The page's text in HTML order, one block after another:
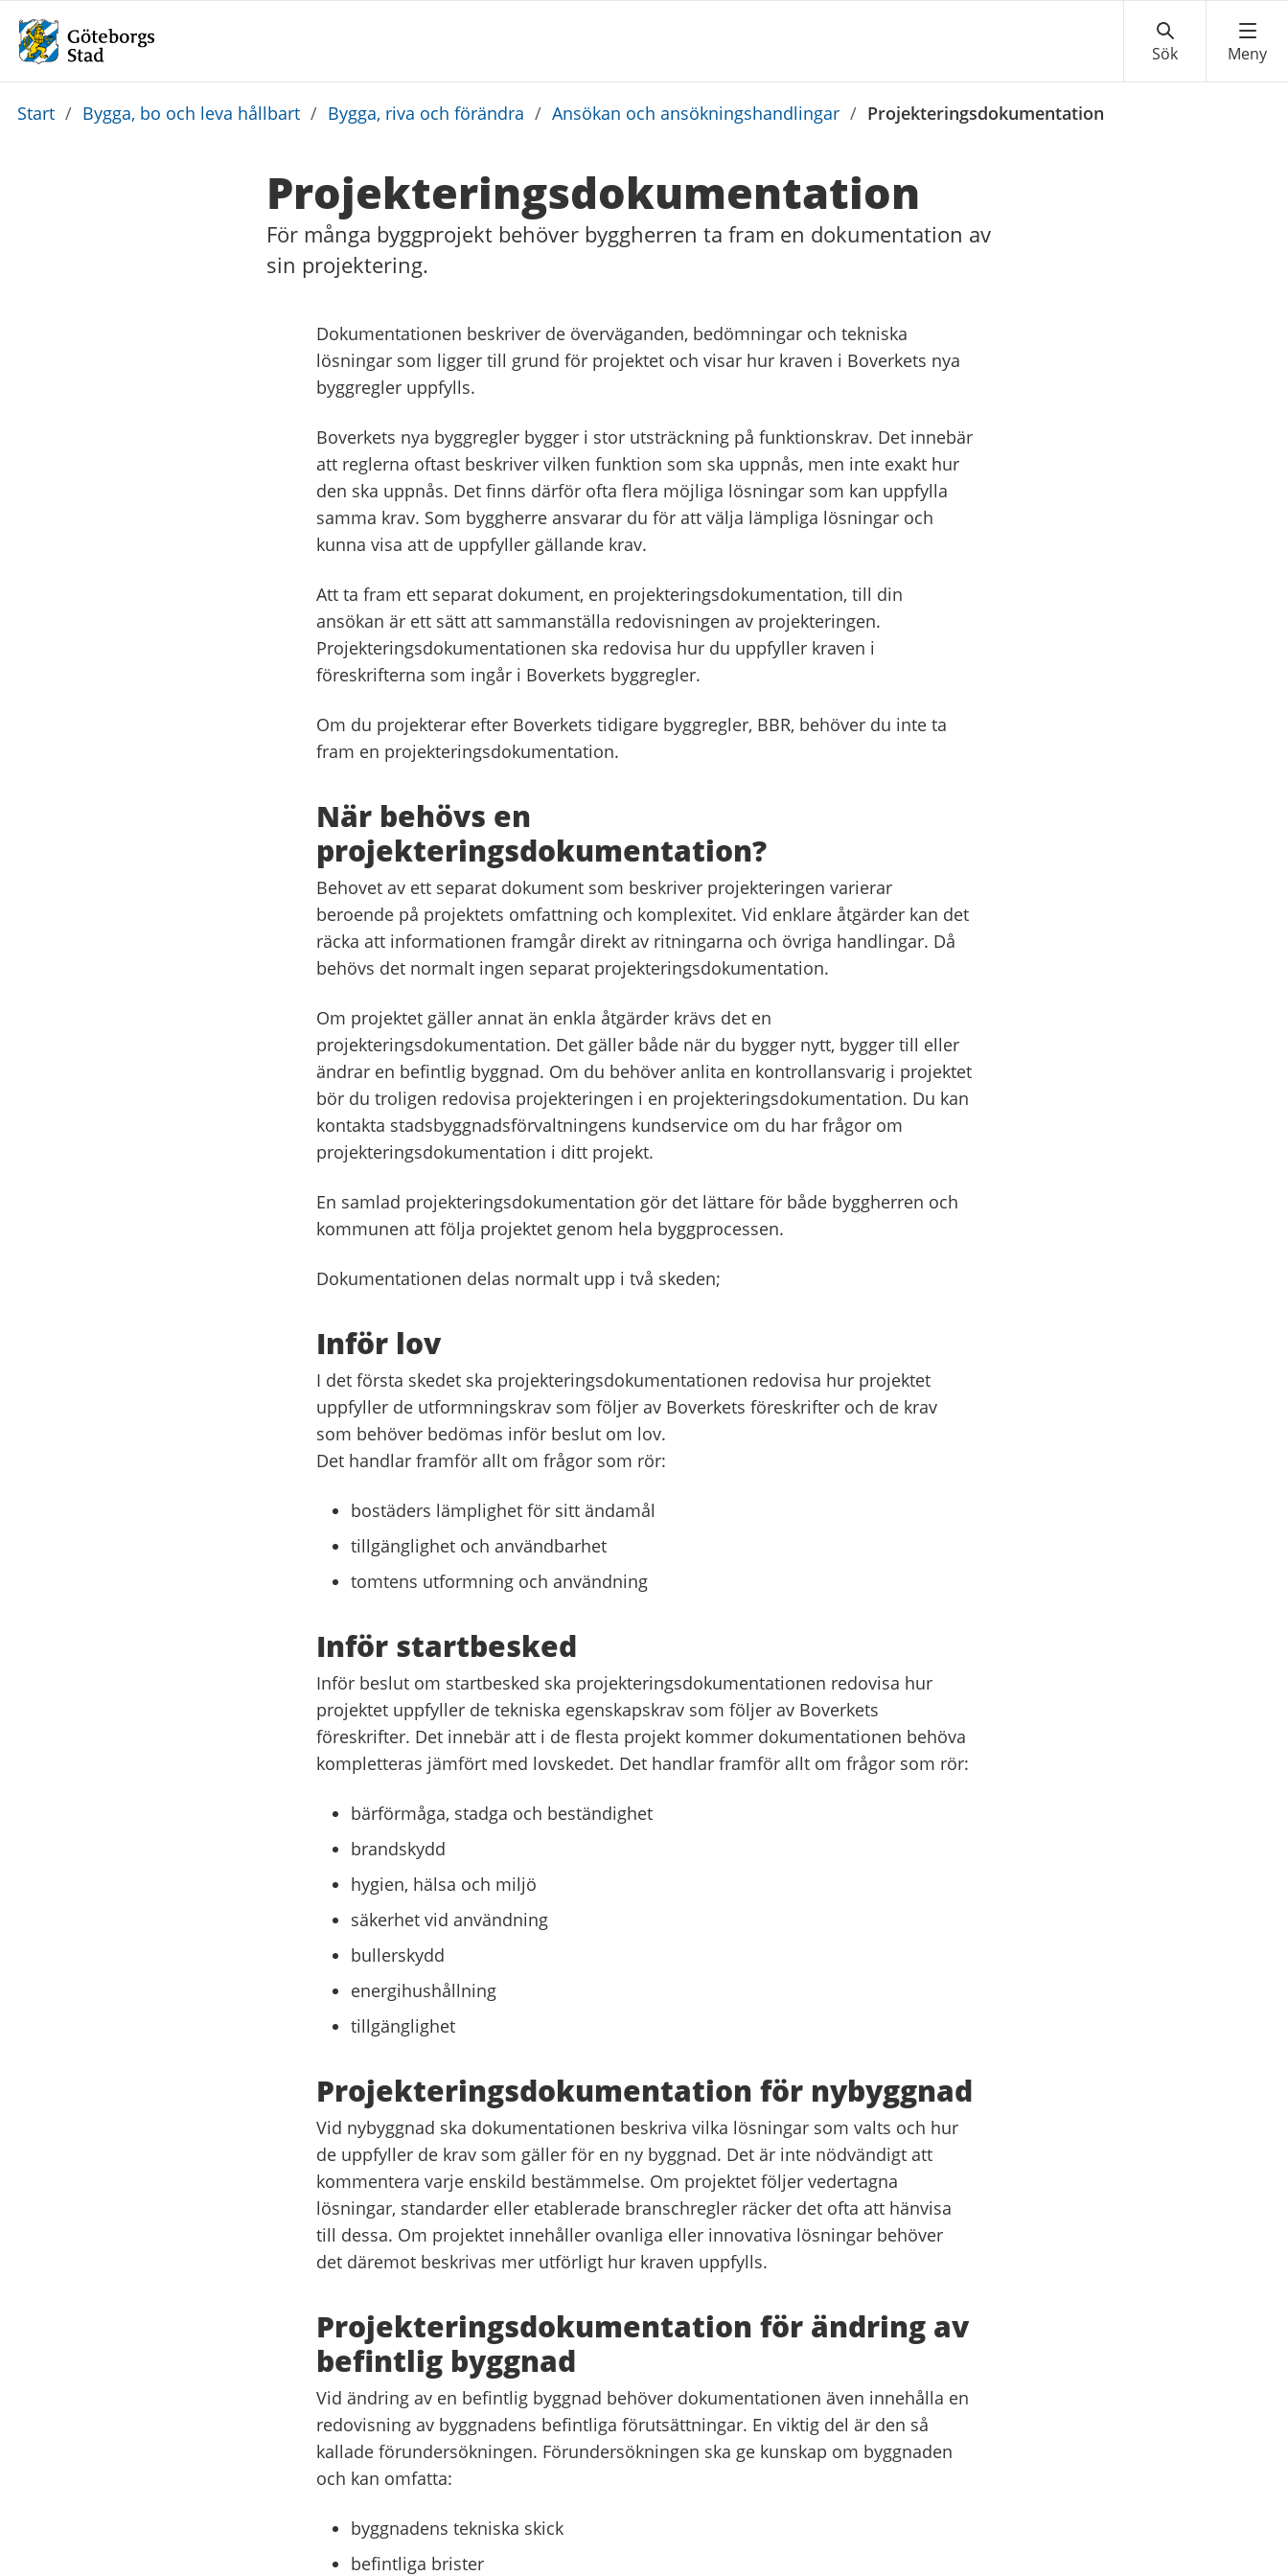
Du
Start / Bygga, bo och leva hållbart / Bygga, riva och förändra / Ansökan och ansökningshandlingar / Projekteringsdokumentation
Projekteringsdokumentation
För många byggprojekt behöver byggherren ta fram en dokumentation av
sin projektering.
Dokumentationen beskriver de överväganden, bedömningar och tekniska
lösningar som ligger till grund för projektet och visar hur kraven i Boverkets nya
byggregler uppfylls.
Boverkets nya byggregler bygger i stor utsträckning på funktionskrav. Det innebär
att reglerna oftast beskriver vilken funktion som ska uppnås, men inte exakt hur
den ska uppnås. Det finns därför ofta flera möjliga lösningar som kan uppfylla
samma krav. Som byggherre ansvarar du för att välja lämpliga lösningar och
kunna visa att de uppfyller gällande krav.
Att ta fram ett separat dokument, en projekteringsdokumentation, till din
ansökan är ett sätt att sammanställa redovisningen av projekteringen.
Projekteringsdokumentationen ska redovisa hur du uppfyller kraven i
föreskrifterna som ingår i Boverkets byggregler.
Om du projekterar efter Boverkets tidigare byggregler, BBR, behöver du inte ta
fram en projekteringsdokumentation.
När behövs en
projekteringsdokumentation?
Behovet av ett separat dokument som beskriver projekteringen varierar
beroende på projektets omfattning och komplexitet. Vid enklare åtgärder kan det
räcka att informationen framgår direkt av ritningarna och övriga handlingar. Då
behövs det normalt ingen separat projekteringsdokumentation.
Om projektet gäller annat än enkla åtgärder krävs det en
projekteringsdokumentation. Det gäller både när du bygger nytt, bygger till eller
ändrar en befintlig byggnad. Om du behöver anlita en kontrollansvarig i projektet
bör du troligen redovisa projekteringen i en projekteringsdokumentation. Du kan
kontakta stadsbyggnadsförvaltningens kundservice om du har frågor om
projekteringsdokumentation i ditt projekt.
En samlad projekteringsdokumentation gör det lättare för både byggherren och
kommunen att följa projektet genom hela byggprocessen.
Dokumentationen delas normalt upp i två skeden;
Inför lov
I det första skedet ska projekteringsdokumentationen redovisa hur projektet
uppfyller de utformningskrav som följer av Boverkets föreskrifter och de krav
som behöver bedömas inför beslut om lov.
Det handlar framför allt om frågor som rör:
bostäders lämplighet för sitt ändamål
tillgänglighet och användbarhet
tomtens utformning och användning
Inför startbesked
Inför beslut om startbesked ska projekteringsdokumentationen redovisa hur
projektet uppfyller de tekniska egenskapskrav som följer av Boverkets
föreskrifter. Det innebär att i de flesta projekt kommer dokumentationen behöva
kompletteras jämfört med lovskedet. Det handlar framför allt om frågor som rör:
bärförmåga, stadga och beständighet
brandskydd
hygien, hälsa och miljö
säkerhet vid användning
bullerskydd
energihushållning
tillgänglighet
Projekteringsdokumentation för nybyggnad
Vid nybyggnad ska dokumentationen beskriva vilka lösningar som valts och hur
de uppfyller de krav som gäller för en ny byggnad. Det är inte nödvändigt att
kommentera varje enskild bestämmelse. Om projektet följer vedertagna
lösningar, standarder eller etablerade branschregler räcker det ofta att hänvisa
till dessa. Om projektet innehåller ovanliga eller innovativa lösningar behöver
det däremot beskrivas mer utförligt hur kraven uppfylls.
Projekteringsdokumentation för ändring av
befintlig byggnad
Vid ändring av en befintlig byggnad behöver dokumentationen även innehålla en
redovisning av byggnadens befintliga förutsättningar. En viktig del är den så
kallade förundersökningen. Förundersökningen ska ge kunskap om byggnaden
och kan omfatta:
byggnadens tekniska skick
befintliga brister